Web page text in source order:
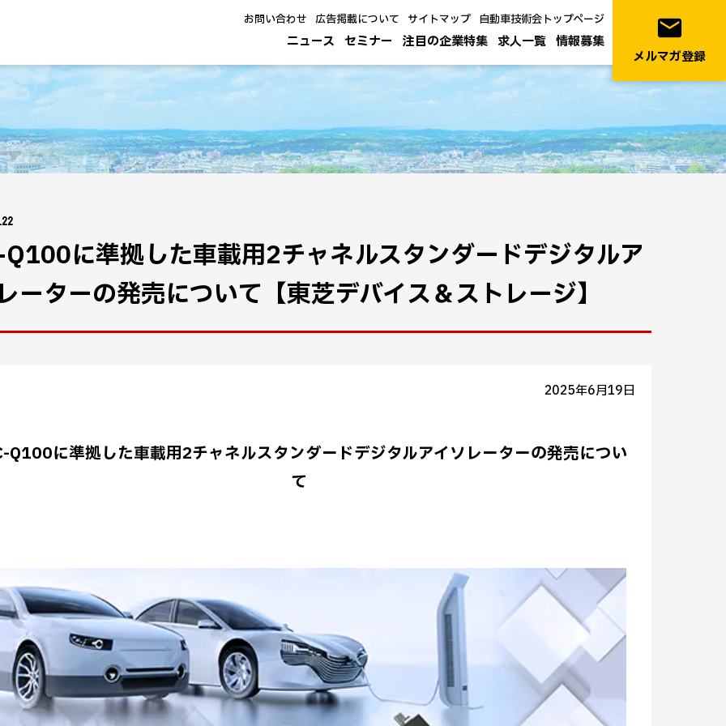
ニュース セミナー 注目の企業特集 求人一覧 情報募集
お問い合わせ 広告掲載について サイトマップ 自動車技術会トップページ email
メルマガ登録
に準拠した車載用2チャネルスタンダードデジタルア
ーターの発売について【東芝デバイス＆ストレージ】
2025年6月19日
Q100に準拠した車載用2チャネルスタンダードデジタルアイソレーターの発売につい
て